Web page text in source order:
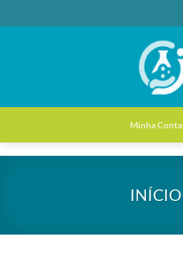
to
Minha Conta
INÍCIO